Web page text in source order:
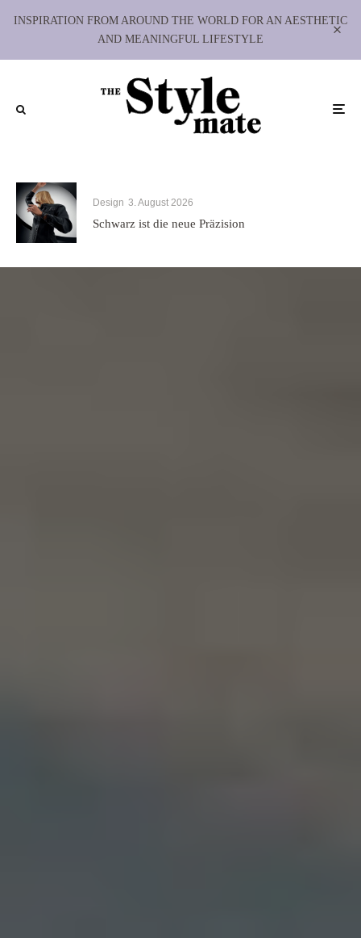
INSPIRATION FROM AROUND THE WORLD FOR AN AESTHETIC
AND MEANINGFUL LIFESTYLE
Design 3. August 2026
Schwarz ist die neue Präzision